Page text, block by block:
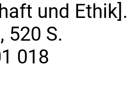
und
520 S.
018